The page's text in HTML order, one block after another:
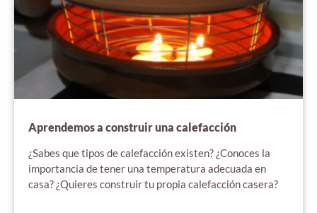
Aprendemos a construir una calefacción
¿Sabes que tipos de calefacción existen? ¿Conoces la
importancia de tener una temperatura adecuada en
casa? ¿Quieres construir tu propia calefacción casera?